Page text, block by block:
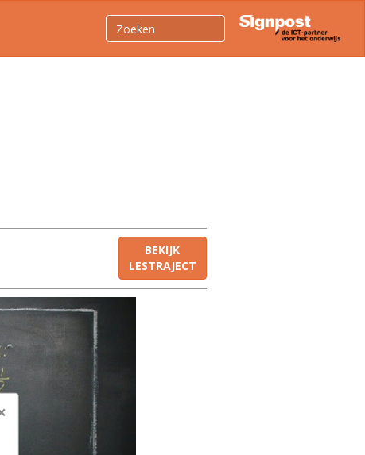
BEKIJK
LESTRAJECT